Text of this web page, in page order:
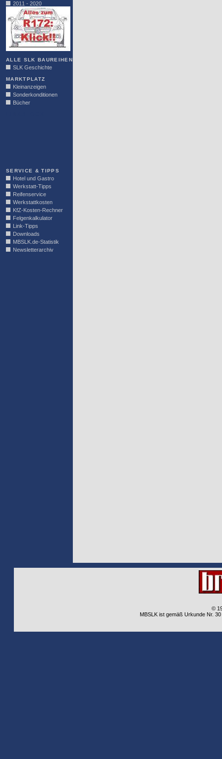
2011 - 2020
ALLE SLK BAUREIHEN
SLK Geschichte
MARKTPLATZ
Kleinanzeigen
Sonderkonditionen
Bücher
SERVICE & TIPPS
Hotel und Gastro
Werkstatt-Tipps
Reifenservice
Werkstattkosten
KfZ-Kosten-Rechner
Felgenkalkulator
Link-Tipps
Downloads
MBSLK.de-Statistik
Newsletterarchiv
©
MBSLK ist gemäß Urkunde Nr.